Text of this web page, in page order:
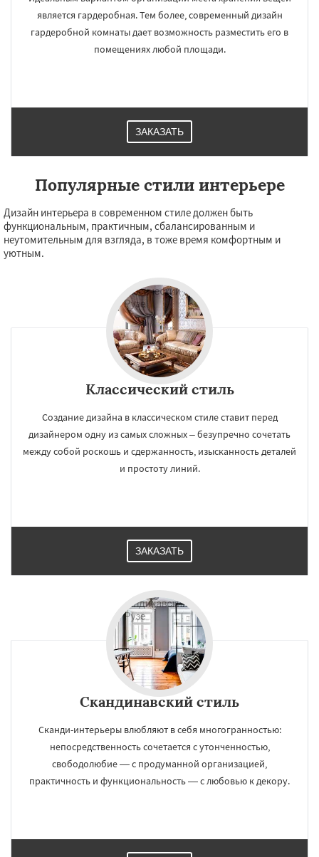
является гардеробная. Тем более, современный дизайн
гардеробной комнаты дает возможность разместить его в
помещениях любой площади.
ЗАКАЗАТЬ
Популярные стили интерьере
Дизайн интерьера в современном стиле должен быть
функциональным, практичным, сбалансированным и
неутомительным для взгляда, в тоже время комфортным и
уютным.
Классический стиль
Создание дизайна в классическом стиле ставит перед
дизайнером одну из самых сложных – безупречно сочетать
между собой роскошь и сдержанность, изысканность деталей
и простоту линий.
ЗАКАЗАТЬ
Скандинавский стиль
Сканди-интерьеры влюбляют в себя многогранностью:
непосредственность сочетается с утонченностью,
свободолюбие — с продуманной организацией,
практичность и функциональность — с любовью к декору.